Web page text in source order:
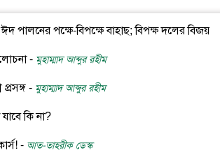
পালনের পক্ষে-বিপক্ষে বাহাছ; বিপক্ষ দলের বিজয়
- মুহাম্মাদ আব্দুর রহীম
- মুহাম্মাদ আব্দুর রহীম
কি না?
- আত-তাহরীক ডেস্ক